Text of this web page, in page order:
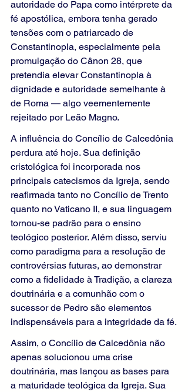
autoridade do Papa como intérprete da
fé apostólica, embora tenha gerado
tensões com o patriarcado de
Constantinopla, especialmente pela
promulgação do Cânon 28, que
pretendia elevar Constantinopla à
dignidade e autoridade semelhante à
de Roma — algo veementemente
rejeitado por Leão Magno.
A influência do Concílio de Calcedônia
perdura até hoje. Sua definição
cristológica foi incorporada nos
principais catecismos da Igreja, sendo
reafirmada tanto no Concílio de Trento
quanto no Vaticano II, e sua linguagem
tornou-se padrão para o ensino
teológico posterior. Além disso, serviu
como paradigma para a resolução de
controvérsias futuras, ao demonstrar
como a fidelidade à Tradição, a clareza
doutrinária e a comunhão com o
sucessor de Pedro são elementos
indispensáveis para a integridade da fé.
Assim, o Concílio de Calcedônia não
apenas solucionou uma crise
doutrinária, mas lançou as bases para
a maturidade teológica da Igreja. Sua